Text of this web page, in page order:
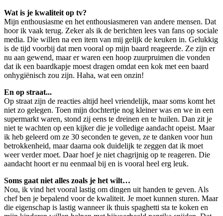
Wat is je kwaliteit op tv?
Mijn enthousiasme en het enthousiasmeren van andere mensen. Dat
hoor ik vaak terug. Zeker als ik de berichten lees van fans op sociale
media. Die willen na een item van mij gelijk de keuken in. Gelukkig
is de tijd voorbij dat men vooral op mijn baard reageerde. Ze zijn er
nu aan gewend, maar er waren een hoop zuurpruimen die vonden
dat ik een baardkapje moest dragen omdat een kok met een baard
onhygiënisch zou zijn. Haha, wat een onzin!
En op straat...
Op straat zijn de reacties altijd heel vriendelijk, maar soms komt het
niet zo gelegen. Toen mijn dochtertje nog kleiner was en we in een
supermarkt waren, stond zij eens te dreinen en te huilen. Dan zit je
niet te wachten op een kijker die je volledige aandacht opeist. Maar
ik heb geleerd om ze 30 seconden te geven, ze te danken voor hun
betrokkenheid, maar daarna ook duidelijk te zeggen dat ik moet
weer verder moet. Daar hoef je niet chagrijnig op te reageren. Die
aandacht hoort er nu eenmaal bij en is vooral heel erg leuk.
Soms gaat niet alles zoals je het wilt…
Nou, ik vind het vooral lastig om dingen uit handen te geven. Als
chef ben je bepalend voor de kwaliteit. Je moet kunnen sturen. Maar
die eigenschap is lastig wanneer ik thuis spaghetti sta te koken en